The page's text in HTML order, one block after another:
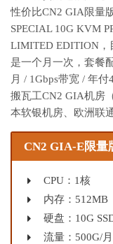
性价比CN2 GIA限量
SPECIAL 10G KVM
LIMITED EDITION，
是一个月一次，套餐
月 / 1Gbps带宽 / 年
搬瓦工CN2 GIA机房
本软银机房、欧洲联
CN2 GIA-E限量
CPU：1核
内存：512MB
硬盘：10G
流量：500G/月